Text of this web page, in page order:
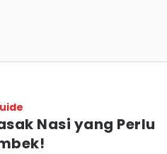
Nasi yang Perlu